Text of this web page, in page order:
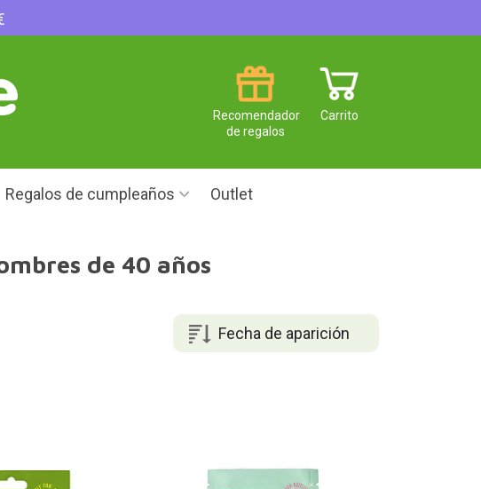
Carrito
Recomendador
de regalos
Regalos de cumpleaños Outlet
de 40 años
Fecha de aparición